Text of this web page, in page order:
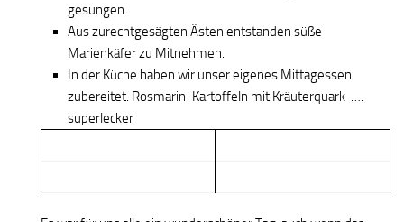
gesungen.
Aus zurechtgesägten Ästen entstanden süße
Marienkäfer zu Mitnehmen.
In der Küche haben wir unser eigenes Mittagessen
zubereitet. Rosmarin-Kartoffeln mit Kräuterquark ….
superlecker